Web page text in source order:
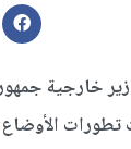
خارجية
تطورات